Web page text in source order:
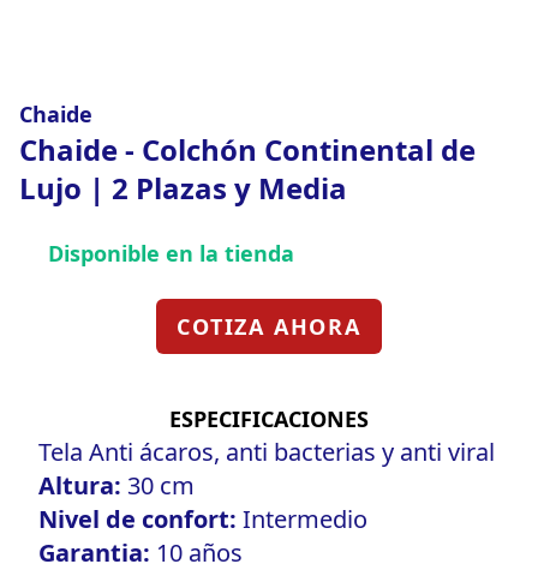
Chaide
Chaide - Colchón Continental de
Lujo | 2 Plazas y Media
Disponible en la tienda
COTIZA AHORA
ESPECIFICACIONES
Tela Anti ácaros, anti bacterias y anti viral
Altura: 30 cm
Nivel de confort: Intermedio
Garantia: 10 años